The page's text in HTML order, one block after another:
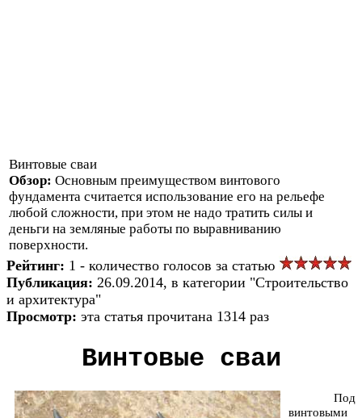
Винтовые сваи
Обзор: Основным преимуществом винтового
фундамента считается использование его на рельефе
любой сложности, при этом не надо тратить силы и
деньги на земляные работы по выравниванию
поверхности.
Рейтинг: 1 - количество голосов за статью
Публикация: 26.09.2014, в категории "Строительство
и архитектура"
Просмотр: эта статья прочитана 1314 раз
Винтовые сваи
Под
винтовыми